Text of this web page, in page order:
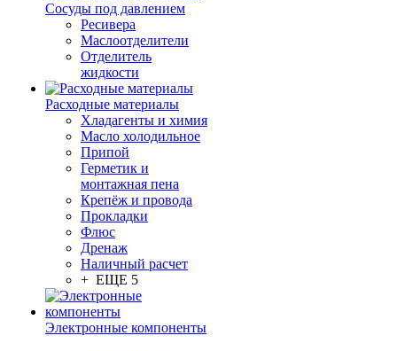
Сосуды под давлением
Ресивера
Маслоотделители
Отделитель
жидкости
Расходные материалы
Хладагенты и химия
Масло холодильное
Припой
Герметик и
монтажная пена
Крепёж и провода
Прокладки
Флюс
Дренаж
Наличный расчет
+ ЕЩЕ 5
Электронные компоненты